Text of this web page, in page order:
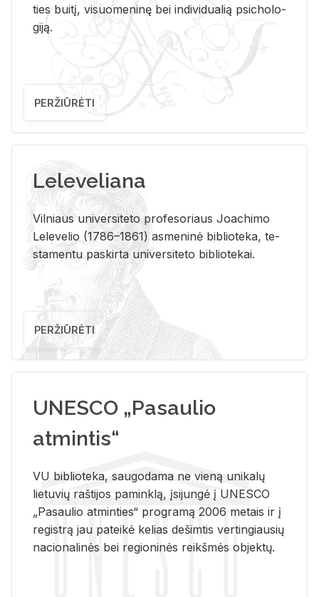
ties bui­tį, vi­suo­me­ni­nę bei in­di­vi­dua­lią psi­cho­lo­
gi­ją.
PERŽIŪRĖTI
Leleveliana
Vil­niaus uni­ver­si­te­to pro­fe­so­riaus Jo­a­chi­mo
Le­le­ve­lio (1786–1861) as­me­ni­nė bi­b­lio­te­ka, te­
sta­men­tu pa­skir­ta uni­ver­si­te­to bi­b­lio­te­kai.
PERŽIŪRĖTI
UNESCO „Pasaulio
atmintis“
VU biblioteka, saugodama ne vieną unikalų
lietuvių raštijos paminklą, įsijungė į UNESCO
„Pasaulio atminties“ programą 2006 metais ir į
registrą jau pateikė kelias dešimtis vertingiausių
nacionalinės bei regioninės reikšmės objektų.